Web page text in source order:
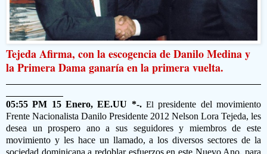
Tejeda Afirma, con la escogencia de Danilo Medina y
la Primera Dama ganaría en la primera vuelta.
05:55 PM 15 Enero,EE.UU *-. Elpresidente del movimiento
Frente Nacionalista Danilo Presidente 2012 Nelson Lora Tejeda, les
desea un prospero ano a sus seguidores y miembros de este
movimiento y les hace un llamado, a los diversos sectores de la
sociedad dominicana a redoblar esfuerzos en este Nuevo Ano, para